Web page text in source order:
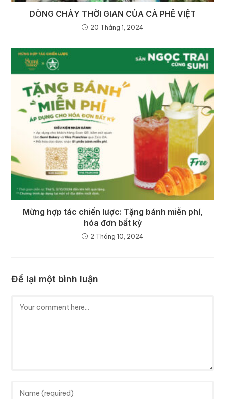
DÒNG CHẢY THỜI GIAN CỦA CÀ PHÊ VIỆT
20 Tháng 1, 2024
Mừng hợp tác chiến lược: Tặng bánh miễn phí,
hóa đơn bất kỳ
2 Tháng 10, 2024
Để lại một bình luận